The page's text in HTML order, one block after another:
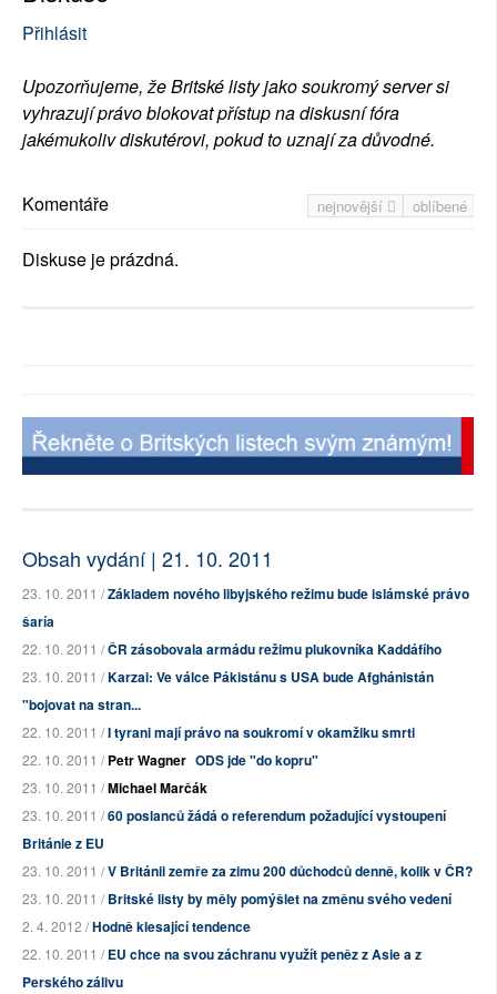
Přihlásit
Upozorňujeme, že Britské listy jako soukromý server si
vyhrazují právo blokovat přístup na diskusní fóra
jakémukoliv diskutérovi, pokud to uznají za důvodné.
nejnovější oblíbené
Komentáře
Diskuse je prázdná.
Obsah vydání | 21. 10. 2011
23. 10. 2011 /Základem nového libyjského režimu bude islámské právo
šaría
22. 10. 2011 /ČR zásobovala armádu režimu plukovníka Kaddáfího
23. 10. 2011 /Karzai: Ve válce Pákistánu s USA bude Afghánistán
"bojovat na stran...
22. 10. 2011 /I tyrani mají právo na soukromí v okamžiku smrti
22. 10. 2011 /Petr Wagner ODS jde "do kopru"
23. 10. 2011 /Michael Marčák
23. 10. 2011 /60 poslanců žádá o referendum požadující vystoupení
Británie z EU
23. 10. 2011 /V Británii zemře za zimu 200 důchodců denně, kolik v ČR?
23. 10. 2011 /Britské listy by měly pomýšlet na změnu svého vedení
2. 4. 2012 /Hodně klesající tendence
22. 10. 2011 /EU chce na svou záchranu využít peněz z Asie a z
Perského zálivu